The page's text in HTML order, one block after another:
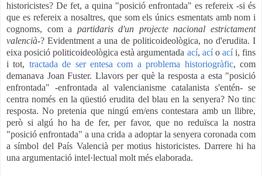
historicistes? De fet, a quina "posició enfrontada" es refereix -si és
que es refereix a nosaltres, que som els únics esmentats amb nom i
cognoms, com a partidaris d'un projecte nacional estrictament
valencià-? Evidentment a una de politicoideològica, no d'erudita. I
eixa posició politicoideològica està argumentada ací, acío acíi, fins
i tot, tractada de serentesa com a problema historiogràfic, com
demanava Joan Fuster. Llavors per què la resposta a esta "posició
enfrontada" -enfrontada al valencianisme catalanista s'entén- se
centra només en la qüestió erudita del blau en la senyera? No tinc
resposta. No pretenia que ningú em/ens contestara amb un llibre,
però si algú ho ha de fer, per favor, que no reduïsca la nostra
"posició enfrontada" a una crida a adoptar la senyera coronada com
a símbol del País Valencià per motius historicistes. Darrere hi ha
una argumentació intel·lectual molt més elaborada.